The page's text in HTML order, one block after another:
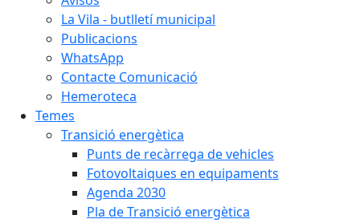
La Vila - butlletí municipal
Publicacions
WhatsApp
Contacte Comunicació
Hemeroteca
Temes
Transició energètica
Punts de recàrrega de vehicles
Fotovoltaiques en equipaments
Agenda 2030
Pla de Transició energètica